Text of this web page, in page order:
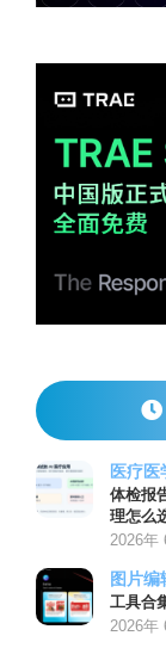
医疗医
体检报
理怎么
2026年
图片编
工具合
2026年